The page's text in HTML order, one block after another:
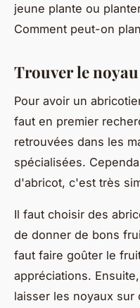
jeune plante ou
Comment peut-on
Trouver le
Pour avoir un
faut en premier
retrouvées dans les
spécialisées.
d'abricot, c'est très
Il faut choisir des
de donner de bons
faut faire goûter le
appréciations.
laisser les noyaux sur